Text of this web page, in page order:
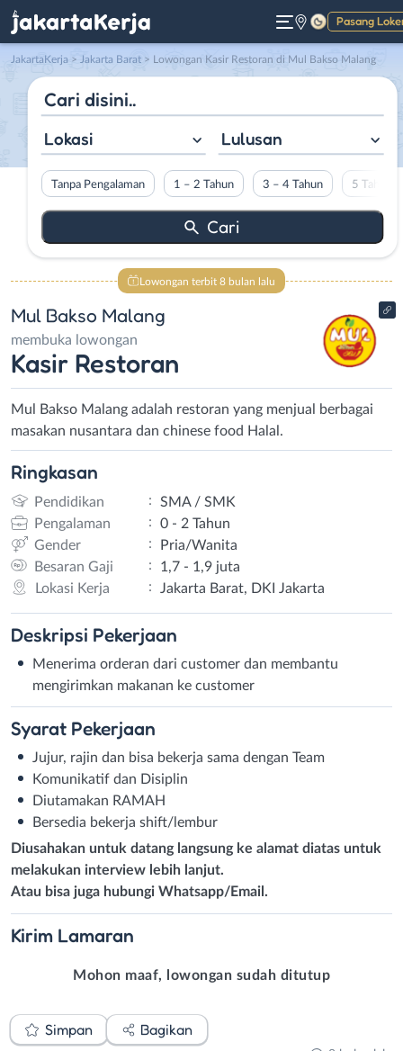
Pasang
Gelap
JakartaKerja > Jakarta Barat > Lowongan Kasir Restoran di Mul Bakso Malang
Lokasi Lulusan
Tanpa Pengalaman 1 – 2 Tahun 3 – 4 Tahun 5 Tahun
Lowongan terbit 8 bulan lalu
Mul Bakso Malang
membuka lowongan
Kasir Restoran
Mul Bakso Malang adalah restoran yang menjual berbagai
masakan nusantara dan chinese food Halal.
Ringkasan
Pendidikan :
SMA / SMK
Pengalaman
:
0 - 2 Tahun
Gender
:
Pria/Wanita
Besaran Gaji
:
1,7 - 1,9 juta
Lokasi Kerja
: Jakarta Barat, DKI Jakarta
Deskripsi Pekerjaan
Menerima orderan dari customer dan membantu
mengirimkan makanan ke customer
Syarat Pekerjaan
Jujur, rajin dan bisa bekerja sama dengan Team
Komunikatif dan Disiplin
Diutamakan RAMAH
Bersedia bekerja shift/lembur
Diusahakan untuk datang langsung ke alamat diatas untuk
melakukan interview lebih lanjut.
Atau bisa juga hubungi Whatsapp/Email.
Kirim Lamaran
Mohon maaf, lowongan sudah ditutup
Simpan Bagikan